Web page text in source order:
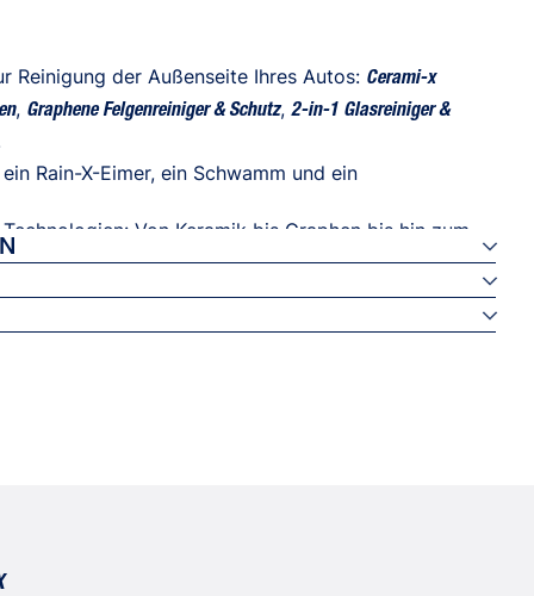
Reinigung der Außenseite Ihres Autos: Cerami-x
, Graphene Felgenreiniger & Schutz, 2-in-1 Glasreiniger &
Rain-X-Eimer, ein Schwamm und ein
Von Keramik bis Graphen bis hin zum
von Rain-X.
zu den einzelnen Produkten auf den
- 2-in-1 Glasreiniger & Regenabweiser